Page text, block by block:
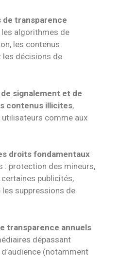
de transparence
algorithmes de
les contenus
décisions de
signalement et de
contenus illicites,
utilisateurs comme aux
droits fondamentaux
: protection des mineurs,
publicités,
suppressions de
transparence annuels
dépassant
(notamment